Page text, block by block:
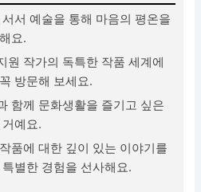
서 예술을 통해 마음의 평온을
요.
원 작가의 독특한 작품 세계에
방문해 보세요.
함께 문화생활을 즐기고 싶은
예요.
품에 대한 깊이 있는 이야기를
별한 경험을 선사해요.